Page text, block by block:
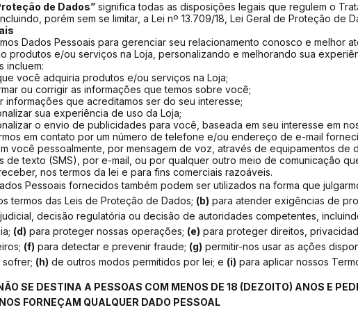
de Dados” significa todas as disposições legais que regulem o
porém sem se limitar, a Lei nº 13.709/18, Lei Geral de Proteção de
Dados Pessoais para gerenciar seu relacionamento conosco e melhor
produtos e/ou serviços na Loja, personalizando e melhorando sua
incluem:
você adquiria produtos e/ou serviços na Loja;
ou corrigir as informações que temos sobre você;
informações que acreditamos ser do seu interesse;
sua experiência de uso da Loja;
o envio de publicidades para você, baseada em seu interesse em
em contato por um número de telefone e/ou endereço de e-mail
você pessoalmente, por mensagem de voz, através de equipamentos de
de texto (SMS), por e-mail, ou por qualquer outro meio de comunicação
nos termos da lei e para fins comerciais razoáveis.
Pessoais fornecidos também podem ser utilizados na forma que
termos das Leis de Proteção de Dados; (b) para atender exigências de
decisão regulatória ou decisão de autoridades competentes,
(d) para proteger nossas operações; (e) para proteger direitos,
(f) para detectar e prevenir fraude; (g) permitir-nos usar as ações
sofrer; (h) de outros modos permitidos por lei; e (i) para aplicar nossos
SE DESTINA A PESSOAS COM MENOS DE 18 (DEZOITO) ANOS E
FORNEÇAM QUALQUER DADO PESSOAL